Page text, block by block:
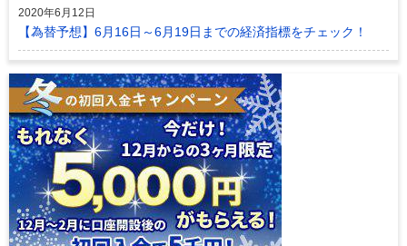
2020年6月12日
【為替予想】6月16日～6月19日までの経済指標をチェック！